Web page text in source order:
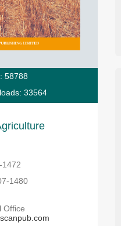
58788
33564
1472
1480
Office